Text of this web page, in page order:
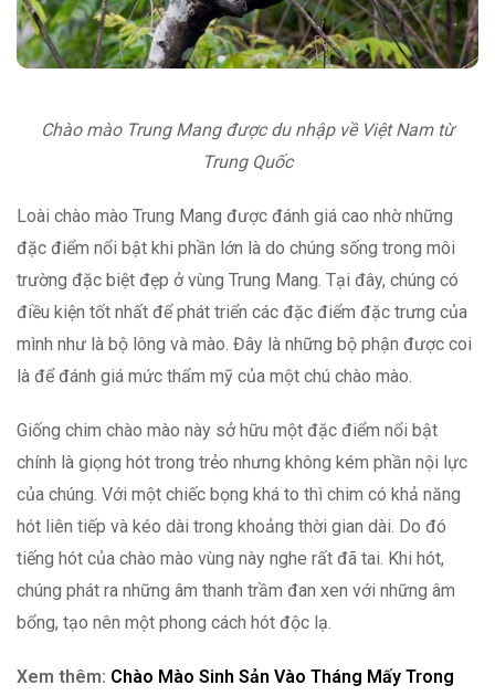
Chào mào Trung Mang được du nhập về Việt Nam từ
Trung Quốc
Loài chào mào Trung Mang được đánh giá cao nhờ những
đặc điểm nổi bật khi phần lớn là do chúng sống trong môi
trường đặc biệt đẹp ở vùng Trung Mang. Tại đây, chúng có
điều kiện tốt nhất để phát triển các đặc điểm đặc trưng của
mình như là bộ lông và mào. Đây là những bộ phận được coi
là để đánh giá mức thẩm mỹ của một chú chào mào.
Giống chim chào mào này sở hữu một đặc điểm nổi bật
chính là giọng hót trong trẻo nhưng không kém phần nội lực
của chúng. Với một chiếc bọng khá to thì chim có khả năng
hót liên tiếp và kéo dài trong khoảng thời gian dài. Do đó
tiếng hót của chào mào vùng này nghe rất đã tai. Khi hót,
chúng phát ra những âm thanh trầm đan xen với những âm
bổng, tạo nên một phong cách hót độc lạ.
Xem thêm: Chào Mào Sinh Sản Vào Tháng Mấy Trong